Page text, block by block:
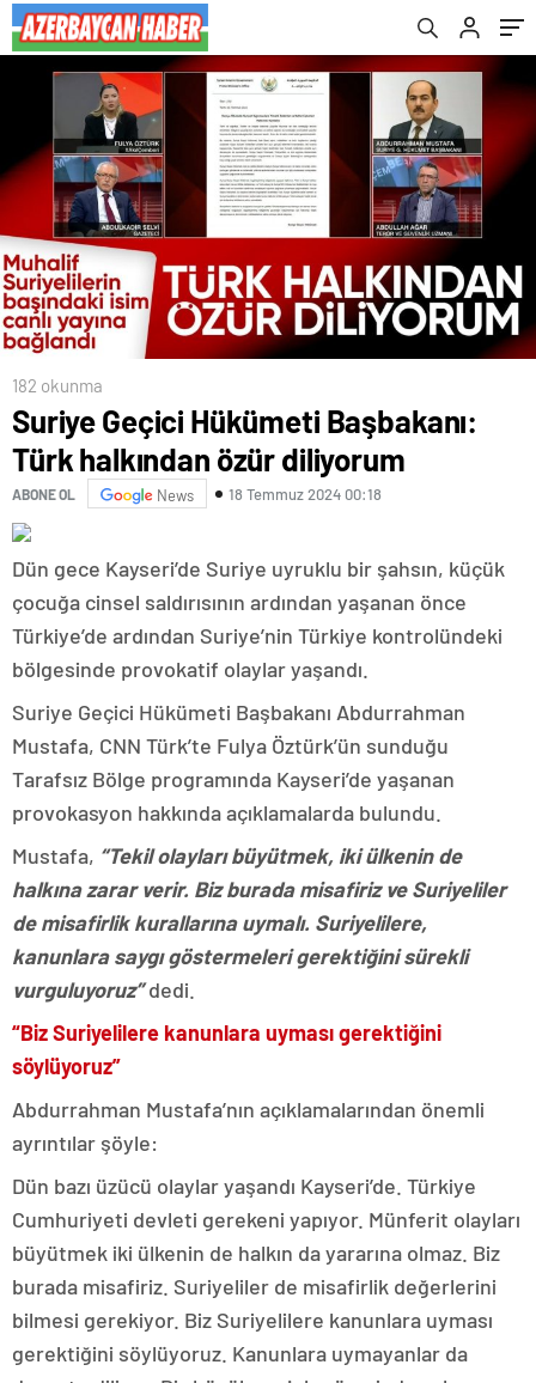
182 okunma
Suriye Geçici Hükümeti Başbakanı:
Türk halkından özür diliyorum
ABONE OL News 18 Temmuz 2024 00:18
Dün gece Kayseri’de Suriye uyruklu bir şahsın, küçük
çocuğa cinsel saldırısının ardından yaşanan önce
Türkiye’de ardından Suriye’nin Türkiye kontrolündeki
bölgesinde provokatif olaylar yaşandı.
Suriye Geçici Hükümeti Başbakanı Abdurrahman
Mustafa, CNN Türk’te Fulya Öztürk’ün sunduğu
Tarafsız Bölge programında Kayseri’de yaşanan
provokasyon hakkında açıklamalarda bulundu.
Mustafa, “Tekil olayları büyütmek, iki ülkenin de
halkına zarar verir. Biz burada misafiriz ve Suriyeliler
de misafirlik kurallarına uymalı. Suriyelilere,
kanunlara saygı göstermeleri gerektiğini sürekli
vurguluyoruz”dedi.
“Biz Suriyelilere kanunlara uyması gerektiğini
söylüyoruz”
Abdurrahman Mustafa’nın açıklamalarından önemli
ayrıntılar şöyle:
Dün bazı üzücü olaylar yaşandı Kayseri’de. Türkiye
Cumhuriyeti devleti gerekeni yapıyor. Münferit olayları
büyütmek iki ülkenin de halkın da yararına olmaz. Biz
burada misafiriz. Suriyeliler de misafirlik değerlerini
bilmesi gerekiyor. Biz Suriyelilere kanunlara uyması
gerektiğini söylüyoruz. Kanunlara uymayanlar da